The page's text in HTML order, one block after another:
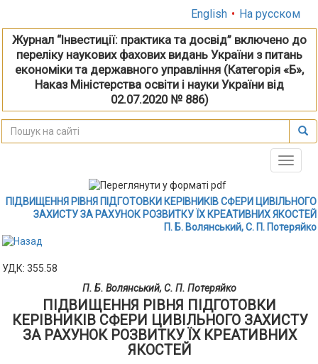
English • На русском
Журнал “Інвестиції: практика та досвід” включено до
переліку наукових фахових видань України з питань
економіки та державного управління (Категорія «Б»,
Наказ Міністерства освіти і науки України від
02.07.2020 № 886)
Toggle
ПІДВИЩЕННЯ РІВНЯ ПІДГОТОВКИ КЕРІВНИКІВ СФЕРИ ЦИВІЛЬНОГО
ЗАХИСТУ ЗА РАХУНОК РОЗВИТКУ ЇХ КРЕАТИВНИХ ЯКОСТЕЙ
П. Б. Волянський, С. П. Потеряйко
УДК: 355.58
П. Б. Волянський, С. П. Потеряйко
ПІДВИЩЕННЯ РІВНЯ ПІДГОТОВКИ
КЕРІВНИКІВ СФЕРИ ЦИВІЛЬНОГО ЗАХИСТУ
ЗА РАХУНОК РОЗВИТКУ ЇХ КРЕАТИВНИХ
ЯКОСТЕЙ